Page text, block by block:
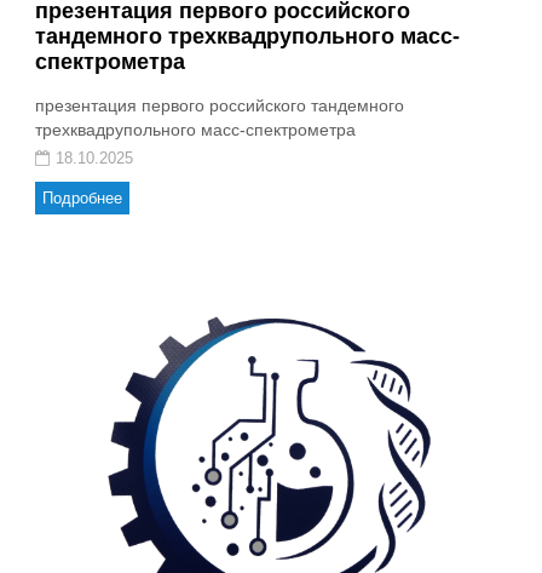
презентация первого российского
тандемного трехквадрупольного масс-
спектрометра
презентация первого российского тандемного
трехквадрупольного масс-спектрометра
18.10.2025
Подробнее